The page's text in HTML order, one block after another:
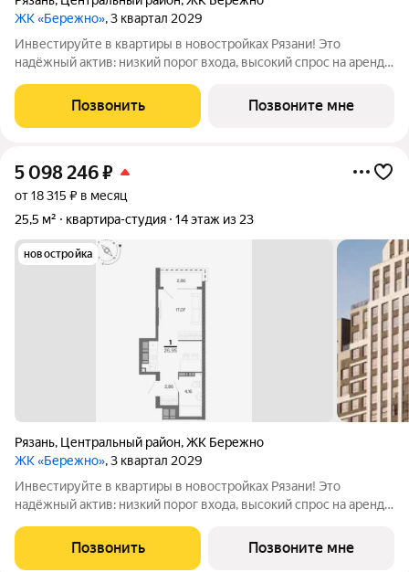
ЖК «Бережно», 3 квартал 2029
Инвестируйте в квартиры в новостройках Рязани! Это
надёжный актив: низкий порог входа, высокий спрос на аренду
Жилой квартал «Бережно» это проект класса Бизнес,
созданный с уважением к городу и
Позвонить Позвоните мне
5 098 246₽
от 18 315 ₽ в месяц
25,5 м²
квартира-студия 14 этаж из 23
новостройка
Рязань, Центральный район,ЖК Бережно
ЖК «Бережно», 3 квартал 2029
Инвестируйте в квартиры в новостройках Рязани! Это
надёжный актив: низкий порог входа, высокий спрос на аренду
Жилой квартал «Бережно» это проект класса Бизнес,
созданный с уважением к городу и
Позвонить Позвоните мне